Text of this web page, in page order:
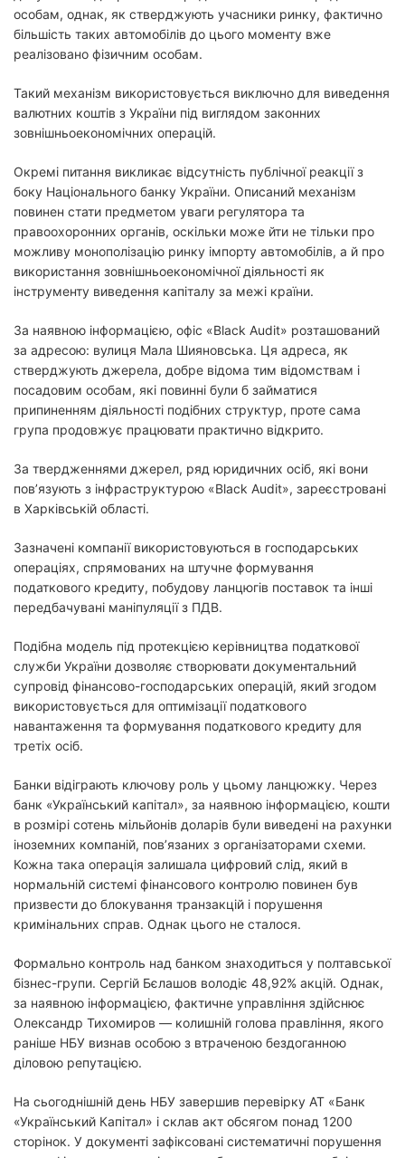
особам, однак, як стверджують учасники ринку, фактично
більшість таких автомобілів до цього моменту вже
реалізовано фізичним особам.
Такий механізм використовується виключно для виведення
валютних коштів з України під виглядом законних
зовнішньоекономічних операцій.
Окремі питання викликає відсутність публічної реакції з
боку Національного банку України. Описаний механізм
повинен стати предметом уваги регулятора та
правоохоронних органів, оскільки може йти не тільки про
можливу монополізацію ринку імпорту автомобілів, а й про
використання зовнішньоекономічної діяльності як
інструменту виведення капіталу за межі країни.
За наявною інформацією, офіс «Black Audit» розташований
за адресою: вулиця Мала Шияновська. Ця адреса, як
стверджують джерела, добре відома тим відомствам і
посадовим особам, які повинні були б займатися
припиненням діяльності подібних структур, проте сама
група продовжує працювати практично відкрито.
За твердженнями джерел, ряд юридичних осіб, які вони
пов’язують з інфраструктурою «Black Audit», зареєстровані
в Харківській області.
Зазначені компанії використовуються в господарських
операціях, спрямованих на штучне формування
податкового кредиту, побудову ланцюгів поставок та інші
передбачувані маніпуляції з ПДВ.
Подібна модель під протекцією керівництва податкової
служби України дозволяє створювати документальний
супровід фінансово-господарських операцій, який згодом
використовується для оптимізації податкового
навантаження та формування податкового кредиту для
третіх осіб.
Банки відіграють ключову роль у цьому ланцюжку. Через
банк «Український капітал», за наявною інформацією, кошти
в розмірі сотень мільйонів доларів були виведені на рахунки
іноземних компаній, пов’язаних з організаторами схеми.
Кожна така операція залишала цифровий слід, який в
нормальній системі фінансового контролю повинен був
призвести до блокування транзакцій і порушення
кримінальних справ. Однак цього не сталося.
Формально контроль над банком знаходиться у полтавської
бізнес-групи. Сергій Бєлашов володіє 48,92% акцій. Однак,
за наявною інформацією, фактичне управління здійснює
Олександр Тихомиров — колишній голова правління, якого
раніше НБУ визнав особою з втраченою бездоганною
діловою репутацією.
На сьогоднішній день НБУ завершив перевірку АТ «Банк
«Український Капітал» і склав акт обсягом понад 1200
сторінок. У документі зафіксовані систематичні порушення